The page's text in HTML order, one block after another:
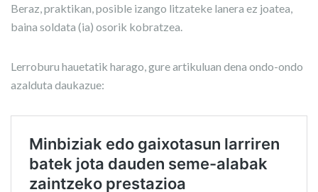
Beraz, praktikan, posible izango litzateke lanera ez joatea,
baina soldata (ia) osorik kobratzea.
Lerroburu hauetatik harago, gure artikuluan dena ondo-ondo
azalduta daukazue: